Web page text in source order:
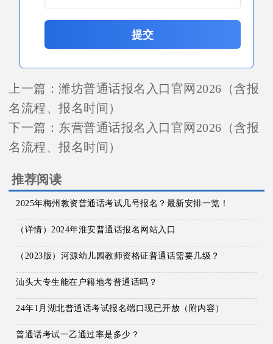
提交
上一篇：潍坊普通话报名入口官网2026（含报
名流程、报名时间）
下一篇： 东营普通话报名入口官网2026（含报
名流程、报名时间）
推荐阅读
2025年梅州教资普通话考试几号报名？最新安排一览！
（详情）2024年淮安普通话报名网站入口
（2023版）河源幼儿园教师资格证普通话需要几级？
汕头大专生能在户籍地考普通话吗？
24年1月湖北普通话考试报名端口现已开放（附内容）
普通话考试一乙通过率是多少？